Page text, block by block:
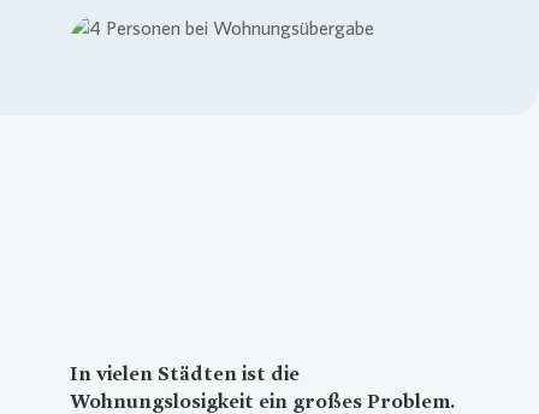
Weitere Angebote
In vielen Städten ist die
Wohnungslosigkeit ein großes Problem.